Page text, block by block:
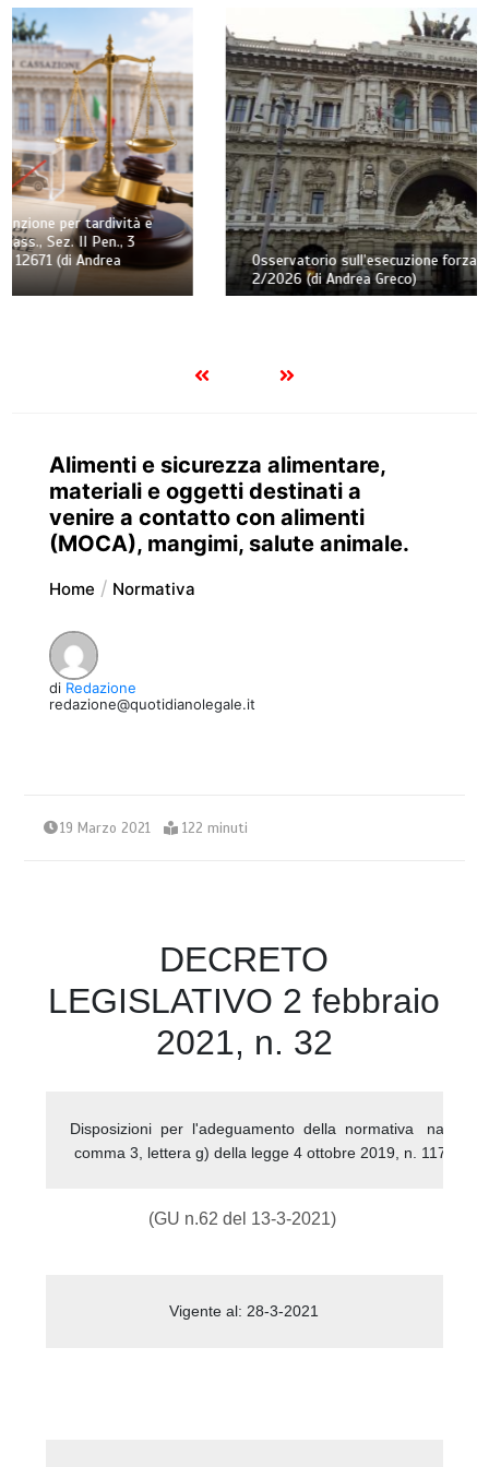
Osservatorio sull’esecuzione forzata civile – Trimestre n.
2/2026 (di Andrea Greco)
Alimenti e sicurezza alimentare,
materiali e oggetti destinati a
venire a contatto con alimenti
(MOCA), mangimi, salute animale.
Home Normativa
di Redazione
redazione@quotidianolegale.it
19 Marzo 2021 122 minuti
DECRETO
LEGISLATIVO 2 febbraio
2021, n. 32
Disposizioni  per  l'adeguamento  della  normativa
(GU n.62 del 13-3-2021)
Vigente al: 28-3-2021